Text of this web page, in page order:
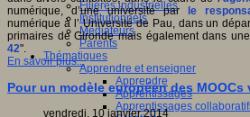
Filières industrielles
Institutionnels
Médiateurs
Parents
Thématiques
Apprendre et enseigner
Apprendre
Apprentissages
Apprentissages
numérique, d’une université par
le
numérique à l’ Université de Pau, dans un
primaires de Gironde mais également dans
42".
En savoir plus...
Pour un modèle européen des
vendredi, 10 janvier 2014